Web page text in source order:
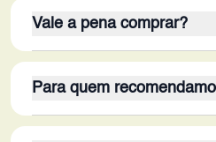
Vale a pena comprar?
vale a pena para a maioria
Apesar de oferecer um
Para quem